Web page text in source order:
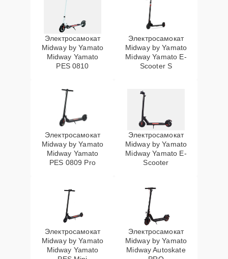
Электросамокат
Midway by Yamato
Midway Yamato
PES 0810
Электросамокат
Midway by Yamato
Midway Yamato E-
Scooter S
Электросамокат
Midway by Yamato
Midway Yamato
PES 0809 Pro
Электросамокат
Midway by Yamato
Midway Yamato E-
Scooter
Электросамокат
Midway by Yamato
Midway Yamato
Электросамокат
Midway by Yamato
Midway Autoskate